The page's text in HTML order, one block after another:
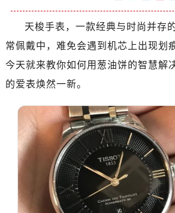
天梭手表，一款经典与时尚并存
常佩戴中，难免会遇到机芯上出现划
今天就来教你如何用葱油饼的智慧解
的爱表焕然一新。